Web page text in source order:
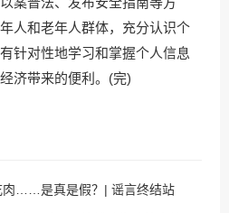
人和老年人群体，充分认识个
针对性地学习和掌握个人信息
济带来的便利。(完)
肉……是真是假？| 谣言终结站